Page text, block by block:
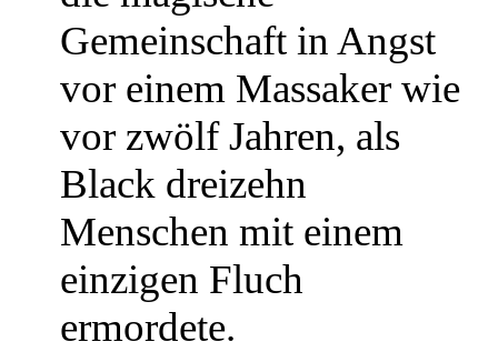
Gemeinschaft in Angst
vor einem Massaker wie
vor zwölf Jahren, als
Black dreizehn
Menschen mit einem
einzigen Fluch
ermordete.